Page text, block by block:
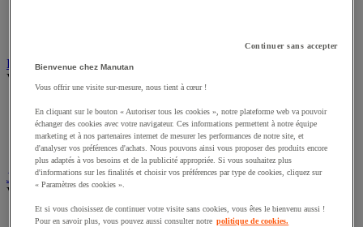
Drapeau
Voir toute la catégorie
Drapeau officiel
Drapeau publicitaire
Manche à air
Mât
Jardin
Voir toute la catégorie
Continuer sans accepter
Bienvenue chez Manutan
Vous offrir une visite sur-mesure, nous tient à cœur !
En cliquant sur le bouton « Autoriser tous les cookies », notre plateforme web va pouvoir
échanger des cookies avec votre navigateur. Ces informations permettent à notre équipe
marketing et à nos partenaires internet de mesurer les performances de notre site, et
d'analyser vos préférences d'achats. Nous pouvons ainsi vous proposer des produits encore
plus adaptés à vos besoins et de la publicité appropriée. Si vous souhaitez plus
d'informations sur les finalités et choisir vos préférences par type de cookies, cliquez sur
« Paramètres des cookies ».
Et si vous choisissez de continuer votre visite sans cookies, vous êtes le bienvenu aussi !
Pour en savoir plus, vous pouvez aussi consulter notre politique de cookies.